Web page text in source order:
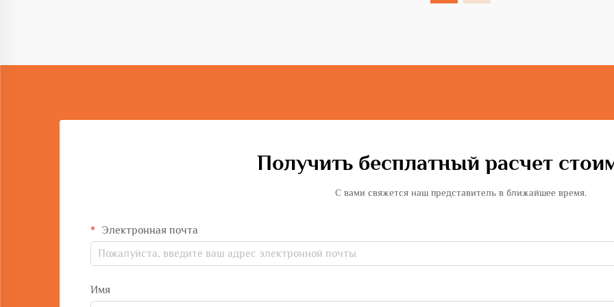
Получить бесплатный расчет
С вами свяжется наш представитель в ближайшее время.
Электронная почта
Имя